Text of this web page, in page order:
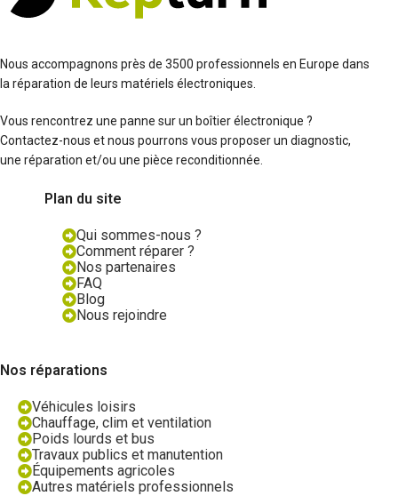
Nous accompagnons près de 3500 professionnels en Europe dans
la réparation de leurs matériels électroniques.
Vous rencontrez une panne sur un boîtier électronique ?
Contactez-nous et nous pourrons vous proposer un diagnostic,
une réparation et/ou une pièce reconditionnée.
Plan du site
Qui sommes-nous ?
Comment réparer ?
Nos partenaires
FAQ
Blog
Nous rejoindre
Nos réparations
Véhicules loisirs
Chauffage, clim et ventilation
Poids lourds et bus
Travaux publics et manutention
Équipements agricoles
Autres matériels professionnels